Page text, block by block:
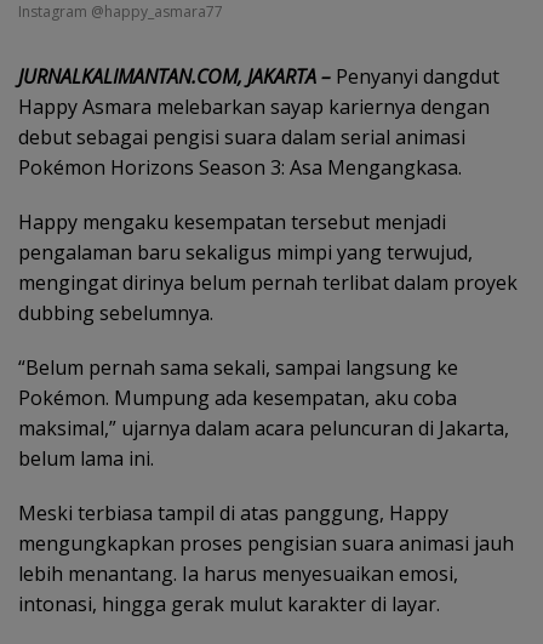
Instagram @happy_asmara77
JURNALKALIMANTAN.COM, JAKARTA – Penyanyi dangdut
Happy Asmara melebarkan sayap kariernya dengan
debut sebagai pengisi suara dalam serial animasi
Pokémon Horizons Season 3: Asa Mengangkasa.
Happy mengaku kesempatan tersebut menjadi
pengalaman baru sekaligus mimpi yang terwujud,
mengingat dirinya belum pernah terlibat dalam proyek
dubbing sebelumnya.
“Belum pernah sama sekali, sampai langsung ke
Pokémon. Mumpung ada kesempatan, aku coba
maksimal,” ujarnya dalam acara peluncuran di Jakarta,
belum lama ini.
Meski terbiasa tampil di atas panggung, Happy
mengungkapkan proses pengisian suara animasi jauh
lebih menantang. Ia harus menyesuaikan emosi,
intonasi, hingga gerak mulut karakter di layar.